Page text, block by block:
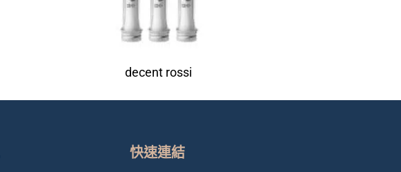
decent rossi
快速連結